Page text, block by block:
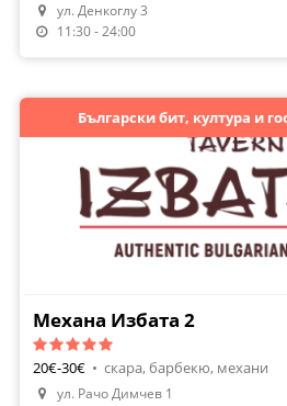
Направи Резервация
ул. Денкоглу 3
11:30 - 24:00
Български бит, култура и
Механа Избата 2
20€-30€ • скара, барбекю, механи
ул. Рачо Димчев 1